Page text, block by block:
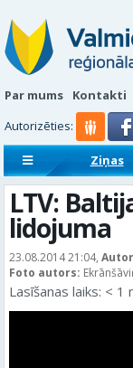
Par mums Kontakti
Autorizēties:
Ziņas
Sludinājumi
LTV:
lidojuma
23.08.2014 21:04,
Foto autors:
Lasīšanas laiks: < 1